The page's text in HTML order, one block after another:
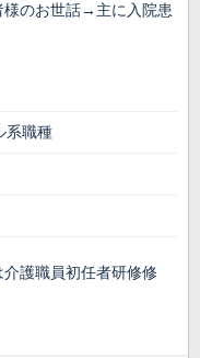
様のお世話→主に入院患
系職種
護職員初任者研修修